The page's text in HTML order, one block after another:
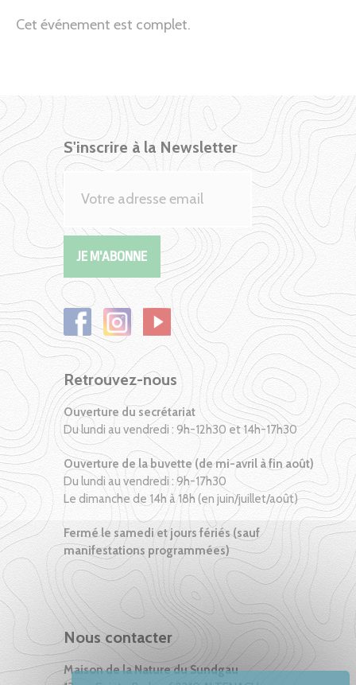
Cet événement est complet.
S'inscrire à la Newsletter
Retrouvez-nous
Ouverture du secrétariat
Du lundi au vendredi : 9h-12h30 et 14h-17h30
Ouverture de la buvette (de mi-avril à fin août)
Du lundi au vendredi : 9h-17h30
Le dimanche de 14h à 18h (en juin/juillet/août)
Fermé le samedi et jours fériés (sauf
manifestations programmées)
Nous contacter
Maison de la Nature du Sundgau